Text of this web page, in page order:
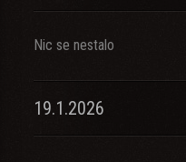
Nic se nestalo
19.1.2026